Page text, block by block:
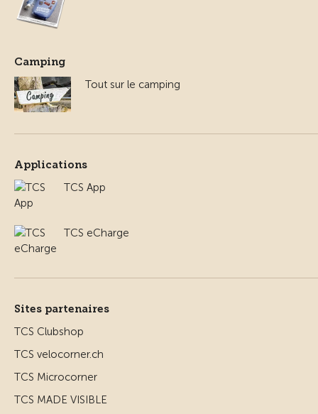
Camping
Tout sur le camping
Applications
TCS App
TCS eCharge
Sites partenaires
TCS Clubshop
TCS velocorner.ch
TCS Microcorner
TCS MADE VISIBLE